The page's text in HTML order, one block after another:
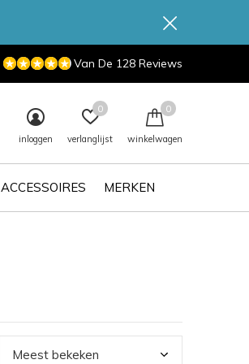
ACCESSOIRES MERKEN
inloggen verlanglijst
0
winkelwagen
0
Van De 128 Reviews